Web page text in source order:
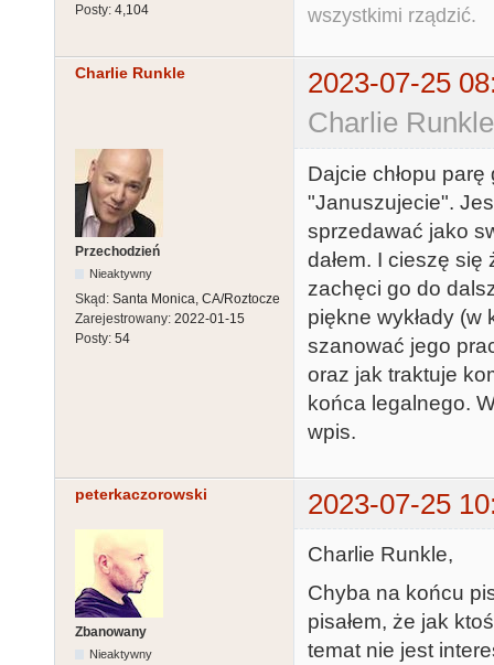
Posty: 4,104 wszystkimi rządzić.
Charlie Runkle
2023-07-25
Charlie
Przechodzień
Nieaktywny
Skąd: Santa Monica, CA/Roztocze
Zarejestrowany: 2022-01-15
Posty: 54
Dajcie chłopu
"Januszujecie".
sprzedawać jako
dałem. I cieszę
zachęci go do
piękne wykłady
szanować jego
oraz jak traktuje
końca legalnego.
wpis.
peterkaczorowski 2023-07-25
Zbanowany
Nieaktywny
Charlie Runkle,
Chyba na końcu
pisałem, że jak
temat nie jest